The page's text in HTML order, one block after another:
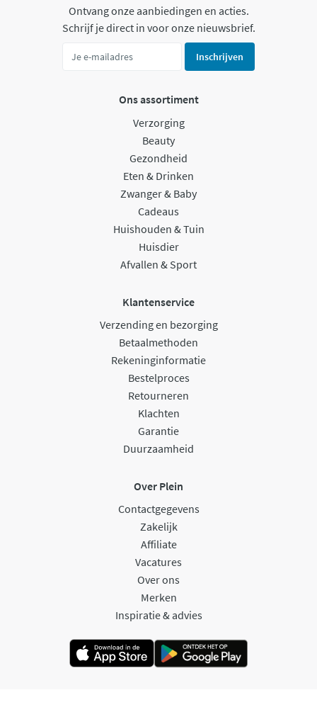
Ontvang onze aanbiedingen en acties.
Schrijf je direct in voor onze nieuwsbrief.
Inschrijven
Ons assortiment
Verzorging
Beauty
Gezondheid
Eten & Drinken
Zwanger & Baby
Cadeaus
Huishouden & Tuin
Huisdier
Afvallen & Sport
Klantenservice
Verzending en bezorging
Betaalmethoden
Rekeninginformatie
Bestelproces
Retourneren
Klachten
Garantie
Duurzaamheid
Over Plein
Contactgegevens
Zakelijk
Affiliate
Vacatures
Over ons
Merken
Inspiratie & advies